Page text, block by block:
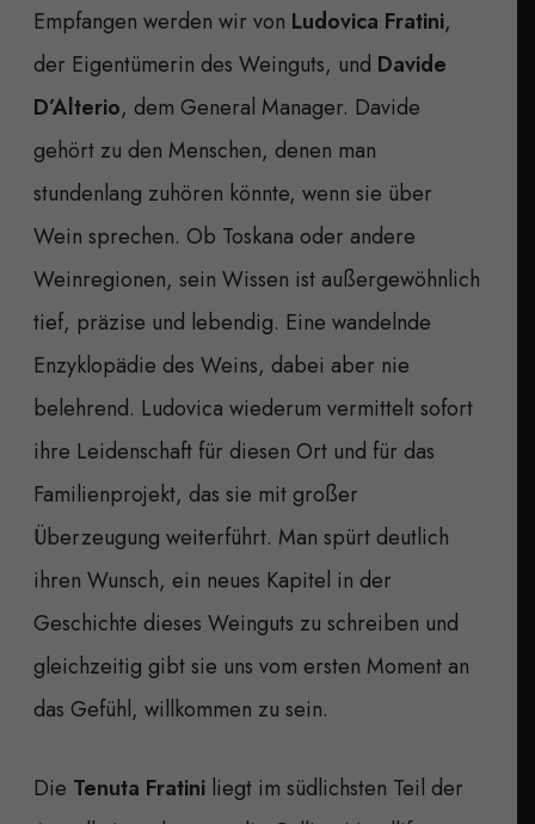
Empfangen werden wir von Ludovica Fratini,
der Eigentümerin des Weinguts, und Davide
D’Alterio, dem General Manager. Davide
gehört zu den Menschen, denen man
stundenlang zuhören könnte, wenn sie über
Wein sprechen. Ob Toskana oder andere
Weinregionen, sein Wissen ist außergewöhnlich
tief, präzise und lebendig. Eine wandelnde
Enzyklopädie des Weins, dabei aber nie
belehrend. Ludovica wiederum vermittelt sofort
ihre Leidenschaft für diesen Ort und für das
Familienprojekt, das sie mit großer
Überzeugung weiterführt. Man spürt deutlich
ihren Wunsch, ein neues Kapitel in der
Geschichte dieses Weinguts zu schreiben und
gleichzeitig gibt sie uns vom ersten Moment an
das Gefühl, willkommen zu sein.
Die Tenuta Fratini liegt im südlichsten Teil der